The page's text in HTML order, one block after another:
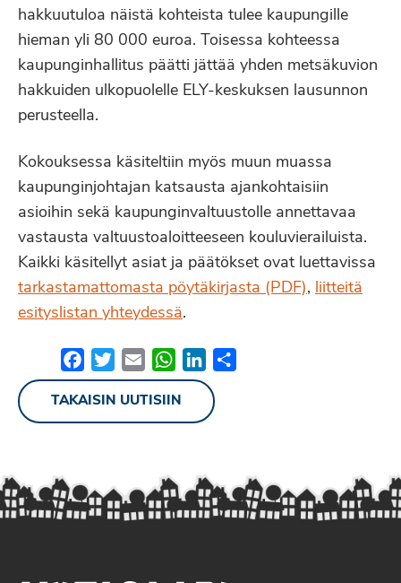
hakkuutuloa näistä kohteista tulee kaupungille
hieman yli 80 000 euroa. Toisessa kohteessa
kaupunginhallitus päätti jättää yhden metsäkuvion
hakkuiden ulkopuolelle ELY-keskuksen lausunnon
perusteella.
Kokouksessa käsiteltiin myös muun muassa
kaupunginjohtajan katsausta ajankohtaisiin
asioihin sekä kaupunginvaltuustolle annettavaa
vastausta valtuustoaloitteeseen kouluvierailuista.
Kaikki käsitellyt asiat ja päätökset ovat luettavissa
tarkastamattomasta pöytäkirjasta (PDF), liitteitä
esityslistan yhteydessä.
FacebookTwitterEmail WhatsApp
LinkedIn
TAKAISIN UUTISIIN